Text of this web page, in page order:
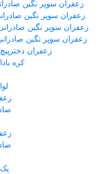
زعفران سوپر نگین
زعفران سوپر نگین
زعفران سوپر نگین
زعفران سوپر نگین
زعفران
کره